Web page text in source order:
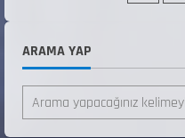
ARAMA YAP
2 22 Temmuz